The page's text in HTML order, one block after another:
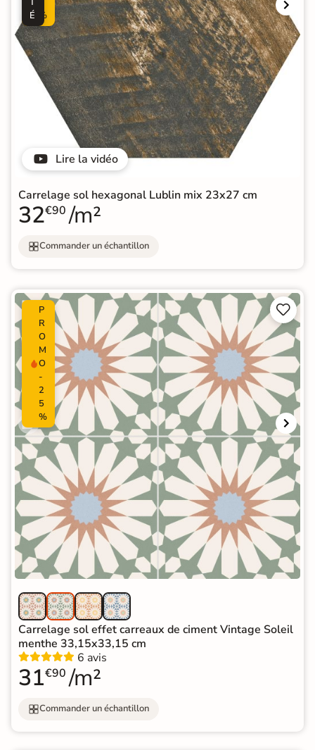
Lire la vidéo
%
É
Carrelage sol hexagonal Lublin mix 23x27 cm
32€90 /m²
Commander un échantillon
P
R
O
M
O
-
2
5
%


Carrelage sol effet carreaux de ciment Vintage Soleil
menthe 33,15x33,15 cm
6 avis
31€90 /m²
Commander un échantillon